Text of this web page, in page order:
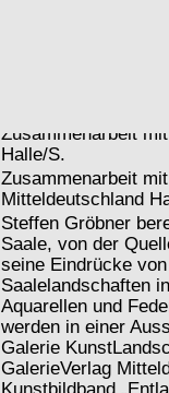
Zusammenarbeit
Halle/S.
Zusammenarbeit
Mitteldeutschland
Steffen Gröbner
Saale, von der
seine Eindrücke
Saalelandschaften
Aquarellen und
werden in einer
Galerie
GalerieVerlag